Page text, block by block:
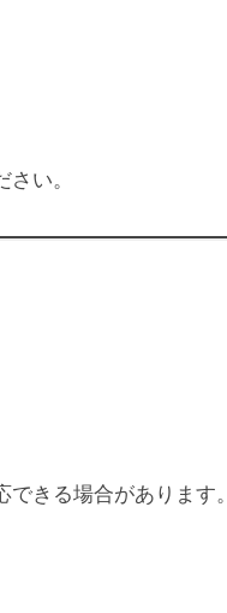
い。
きる場合があります。